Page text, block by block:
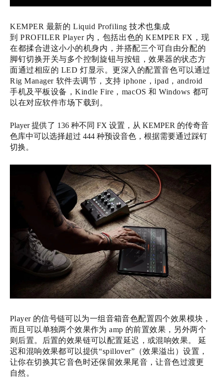
KEMPER 最新的 Liquid Profiling 技术也集成
到 PROFILER Player 内，包括出色的 KEMPER FX，现
在都揉合进这小小的机身内，并搭配三个可自由分配的
脚钉切换开关与多个控制旋钮与按钮，效果器的状态方
面通过相应的 LED 灯显示。更深入的配置音色可以通过
Rig Manager 软件去调节，支持 iphone，ipad，android
手机及平板设备，Kindle Fire，macOS 和 Windows 都可
以在对应软件市场下载到。‍‍‍‍
Player 提供了 136 种不同 FX 设置，从 KEMPER 的传奇音
色库中可以选择超过 444 种预设音色，根据需要通过踩钉
切换。‍‍‍‍‍‍
Player 的信号链可以为一组音箱音色配置四个效果模块，
而且可以单独两个效果作为 amp 的前置效果，另外两个
则后置。后置的效果链可以配置延迟，或混响效果。 延
迟和混响效果都可以提供“spillover”（效果溢出）设置，
让你在切换其它音色时还保留效果尾音，让音色过渡更
自然。‍‍‍‍‍‍‍‍‍‍‍‍‍‍‍